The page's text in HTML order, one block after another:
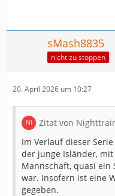
sMash8835
nicht zu stoppen
20. April 2026 um 10:27
Zitat von
Im Verlauf dieser
der junge Isländer,
Mannschaft, quasi ein
war. Insofern ist eine
gegeben.